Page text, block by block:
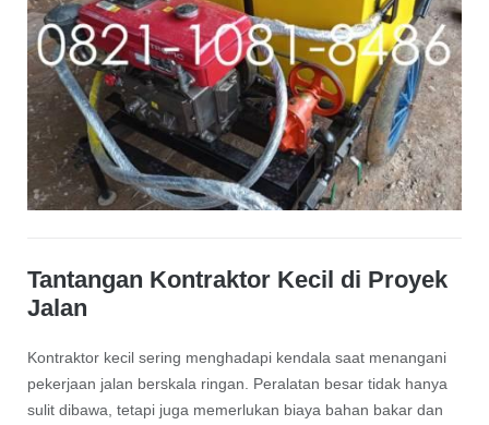
Tantangan Kontraktor Kecil di Proyek
Jalan
Kontraktor kecil sering menghadapi kendala saat menangani
pekerjaan jalan berskala ringan. Peralatan besar tidak hanya
sulit dibawa, tetapi juga memerlukan biaya bahan bakar dan